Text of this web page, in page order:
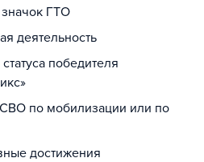
ГТО
деятельность
победителя
СВО по мобилизации или по
достижения